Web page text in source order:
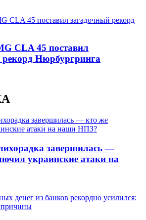
CLA 45 поставил
рекорд Нюрбургринга
завершилась —
украинские атаки на